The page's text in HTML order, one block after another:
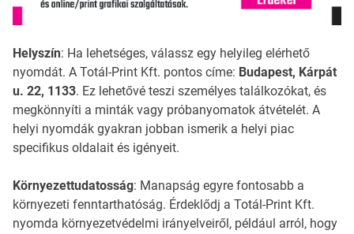
Helyszín: Ha lehetséges, válassz egy helyileg elérhető
nyomdát. A Totál-Print Kft. pontos címe: Budapest, Kárpát
u. 22, 1133. Ez lehetővé teszi személyes találkozókat, és
megkönnyíti a minták vagy próbanyomatok átvételét. A
helyi nyomdák gyakran jobban ismerik a helyi piac
specifikus oldalait és igényeit.
Környezettudatosság: Manapság egyre fontosabb a
környezeti fenntarthatóság. Érdeklődj a Totál-Print Kft.
nyomda környezetvédelmi irányelveiről, például arról, hogy